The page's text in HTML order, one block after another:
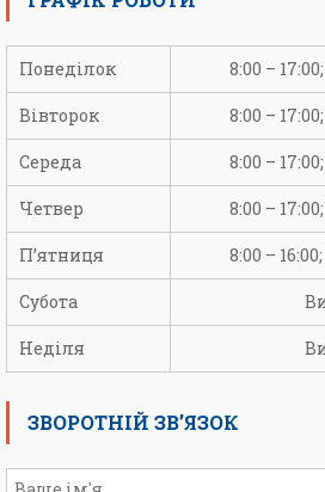
Понеділок 8:00 –
Вівторок 8:00 –
Середа 8:00 –
Четвер 8:00 –
П’ятниця 8:00 –
Субота
Неділя
ЗВОРОТНІЙ ЗВ’ЯЗОК